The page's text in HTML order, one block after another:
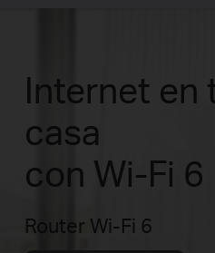
Internet en
casa
con Wi-Fi 6
Router Wi-Fi 6